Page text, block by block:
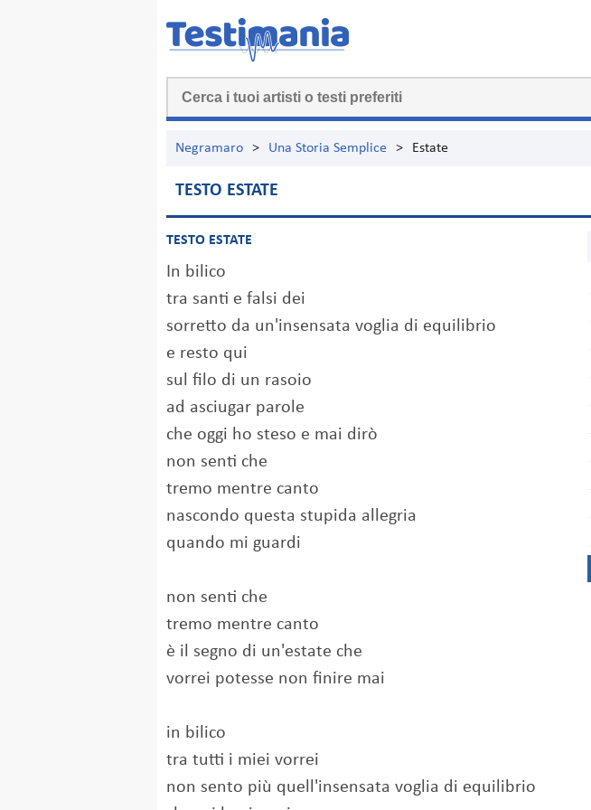
Negramaro > Una Storia Semplice > Estate
TESTO ESTATE
TESTO ESTATE
In bilico
tra santi e falsi dei
sorretto da un'insensata voglia di equilibrio
e resto qui
sul filo di un rasoio
ad asciugar parole
che oggi ho steso e mai dirò
non senti che
tremo mentre canto
nascondo questa stupida allegria
quando mi guardi
non senti che
tremo mentre canto
è il segno di un'estate che
vorrei potesse non finire mai
in bilico
tra tutti i miei vorrei
non sento più quell'insensata voglia di equilibrio